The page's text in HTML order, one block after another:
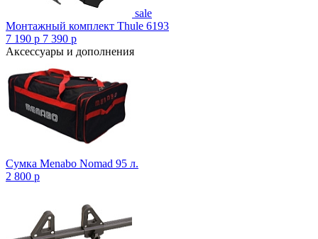
sale
Монтажный комплект Thule 6193
7 190 p 7 390 p
Аксессуары и дополнения
Сумка Menabo Nomad 95 л.
2 800 p